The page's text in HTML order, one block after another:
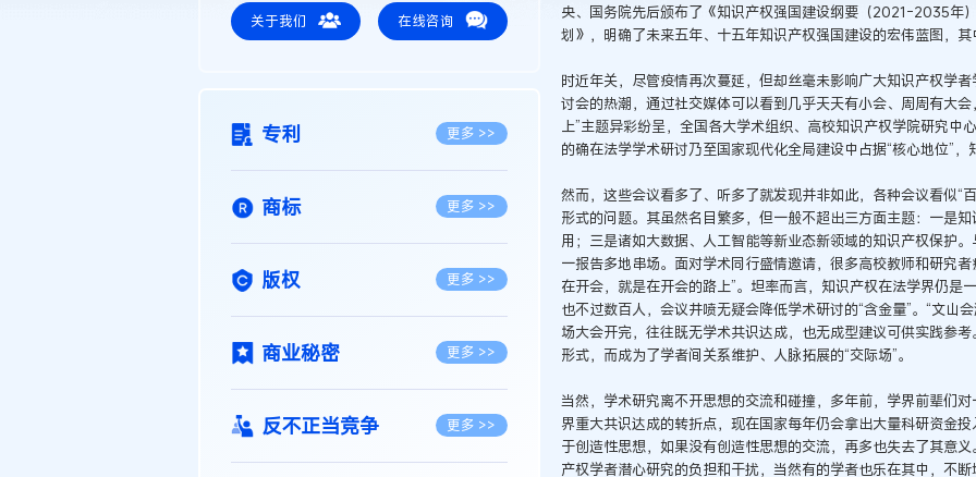
关于我们 在线咨询
专利 更多 >>
商标 更多 >>
版权 更多 >>
商业秘密 更多 >>
反不正当竞争 更多 >>
央、国务院先后颁布了《知识产权强国建设纲要（2021-2035年
划》，明确了未来五年、十五年知识产权强国建设的宏伟蓝图，
时近年关，尽管疫情再次蔓延，但却丝毫未影响广大知识产权学
讨会的热潮，通过社交媒体可以看到几乎天天有小会、周周有大
上”主题异彩纷呈，全国各大学术组织、高校知识产权学院研究中
的确在法学学术研讨乃至国家现代化全局建设中占据“核心地位”
然而，这些会议看多了、听多了就发现并非如此，各种会议看似“
形式的问题。其虽然名目繁多，但一般不超出三方面主题：一是
用；三是诸如大数据、人工智能等新业态新领域的知识产权保护
一报告多地串场。面对学术同行盛情邀请，很多高校教师和研究
在开会，就是在开会的路上”。坦率而言，知识产权在法学界仍是
也不过数百人，会议井喷无疑会降低学术研讨的“含金量”。“文山
场大会开完，往往既无学术共识达成，也无成型建议可供实践参
形式，而成为了学者间关系维护、人脉拓展的“交际场”。
当然，学术研究离不开思想的交流和碰撞，多年前，学界前辈们
界重大共识达成的转折点，现在国家每年仍会拿出大量科研资金
于创造性思想，如果没有创造性思想的交流，再多也失去了其意
产权学者潜心研究的负担和干扰，当然有的学者也乐在其中，不